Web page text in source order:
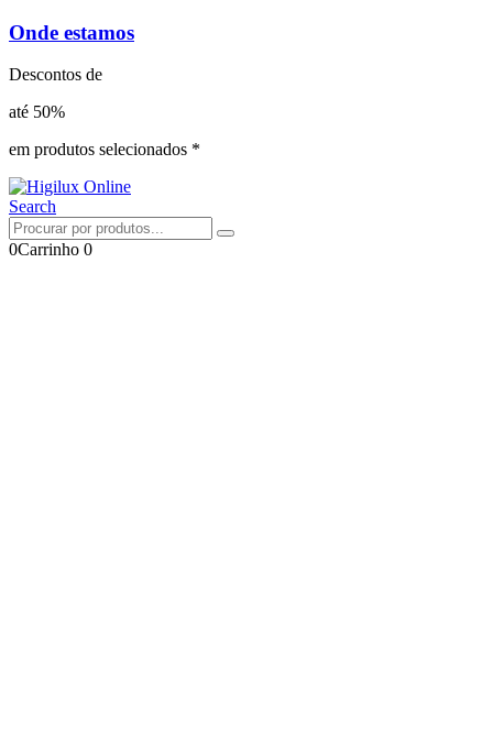
Onde estamos
Descontos de
até 50%
em produtos selecionados *
Search
0Carrinho 0